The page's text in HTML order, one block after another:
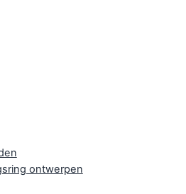
ontwerpen